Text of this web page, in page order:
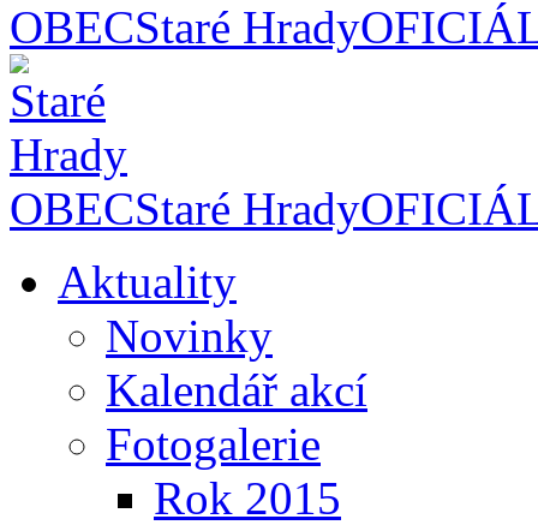
OBECStaré Hrady
OBECStaré Hrady
Aktuality
Novinky
Kalendář akcí
Fotogalerie
Rok 2015